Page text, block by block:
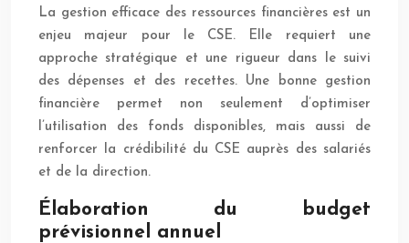
La gestion efficace des ressources financières est un
enjeu majeur pour le CSE. Elle requiert une
approche stratégique et une rigueur dans le suivi
des dépenses et des recettes. Une bonne gestion
financière permet non seulement d’optimiser
l’utilisation des fonds disponibles, mais aussi de
renforcer la crédibilité du CSE auprès des salariés
et de la direction.
Élaboration du budget
prévisionnel annuel